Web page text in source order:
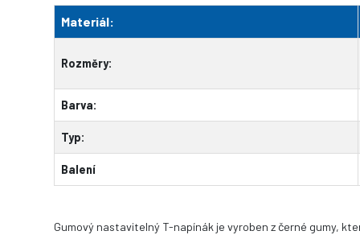
Materiál:
Rozměry:
Barva:
Typ:
Balení
Gumový nastavitelný T-napínák je vyroben z černé gumy,